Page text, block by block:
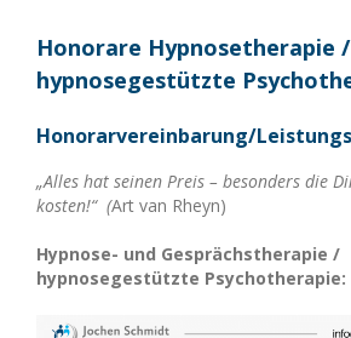
Honorare Hypnosetherapie /
hypnosegestützte
Honorarvereinbarung/
„Alles hat seinen Preis – besonders die
kosten!“ (Art van Rheyn)
Hypnose- und Gesprächstherapie /
hypnosegestützte Psychotherapie: